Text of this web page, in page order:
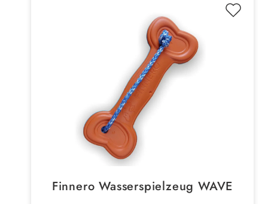
Finnero Wasserspielzeug WAVE